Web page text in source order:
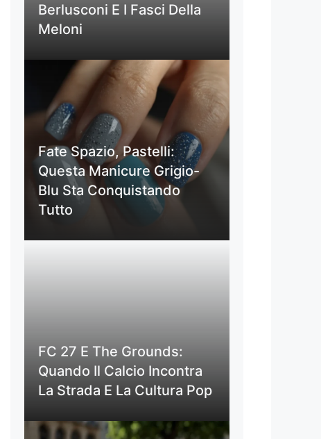
Berlusconi E I Fasci Della
Meloni
Fate Spazio, Pastelli:
Questa Manicure Grigio-
Blu Sta Conquistando
Tutto
FC 27 E The Grounds:
Quando Il Calcio Incontra
La Strada E La Cultura Pop